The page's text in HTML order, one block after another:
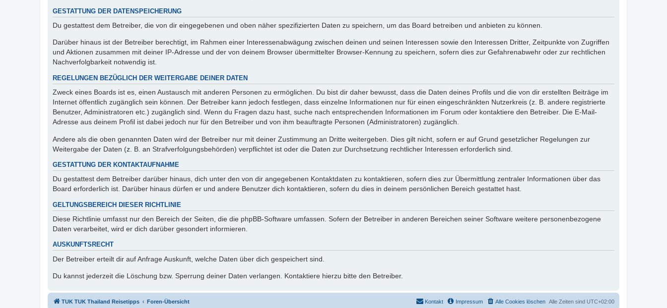
GESTATTUNG DER DATENSPEICHERUNG
Du gestattest dem Betreiber, die von dir eingegebenen und oben näher spezifizierten Daten zu speichern, um das Board betreiben und anbieten zu können.
Darüber hinaus ist der Betreiber berechtigt, im Rahmen einer Interessenabwägung zwischen deinen und seinen Interessen sowie den Interessen Dritter, Zeitpunkte von Zugriffen
und Aktionen zusammen mit deiner IP-Adresse und der von deinem Browser übermittelter Browser-Kennung zu speichern, sofern dies zur Gefahrenabwehr oder zur rechtlichen
Nachverfolgbarkeit notwendig ist.
REGELUNGEN BEZÜGLICH DER WEITERGABE DEINER DATEN
Zweck eines Boards ist es, einen Austausch mit anderen Personen zu ermöglichen. Du bist dir daher bewusst, dass die Daten deines Profils und die von dir erstellten Beiträge im
Internet öffentlich zugänglich sein können. Der Betreiber kann jedoch festlegen, dass einzelne Informationen nur für einen eingeschränkten Nutzerkreis (z. B. andere registrierte
Benutzer, Administratoren etc.) zugänglich sind. Wenn du Fragen dazu hast, suche nach entsprechenden Informationen im Forum oder kontaktiere den Betreiber. Die E-Mail-
Adresse aus deinem Profil ist dabei jedoch nur für den Betreiber und von ihm beauftragte Personen (Administratoren) zugänglich.
Andere als die oben genannten Daten wird der Betreiber nur mit deiner Zustimmung an Dritte weitergeben. Dies gilt nicht, sofern er auf Grund gesetzlicher Regelungen zur
Weitergabe der Daten (z. B. an Strafverfolgungsbehörden) verpflichtet ist oder die Daten zur Durchsetzung rechtlicher Interessen erforderlich sind.
GESTATTUNG DER KONTAKTAUFNAHME
Du gestattest dem Betreiber darüber hinaus, dich unter den von dir angegebenen Kontaktdaten zu kontaktieren, sofern dies zur Übermittlung zentraler Informationen über das
Board erforderlich ist. Darüber hinaus dürfen er und andere Benutzer dich kontaktieren, sofern du dies in deinem persönlichen Bereich gestattet hast.
GELTUNGSBEREICH DIESER RICHTLINIE
Diese Richtlinie umfasst nur den Bereich der Seiten, die die phpBB-Software umfassen. Sofern der Betreiber in anderen Bereichen seiner Software weitere personenbezogene
Daten verarbeitet, wird er dich darüber gesondert informieren.
AUSKUNFTSRECHT
Der Betreiber erteilt dir auf Anfrage Auskunft, welche Daten über dich gespeichert sind.
Du kannst jederzeit die Löschung bzw. Sperrung deiner Daten verlangen. Kontaktiere hierzu bitte den Betreiber.
TUK TUK Thailand Reisetipps Foren-Übersicht Alle Zeiten sind UTC+02:00
Alle Cookies löschen
Impressum
Kontakt